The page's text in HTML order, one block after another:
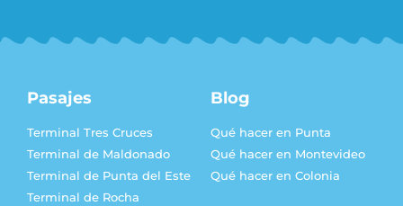
Pasajes
Terminal Tres Cruces
Terminal de Maldonado
Terminal de Punta del Este
Terminal de Rocha
Blog
Qué hacer en Punta
Qué hacer en Montevideo
Qué hacer en Colonia